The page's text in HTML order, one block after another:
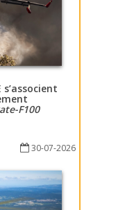
s’associent
F100
30-07-2026